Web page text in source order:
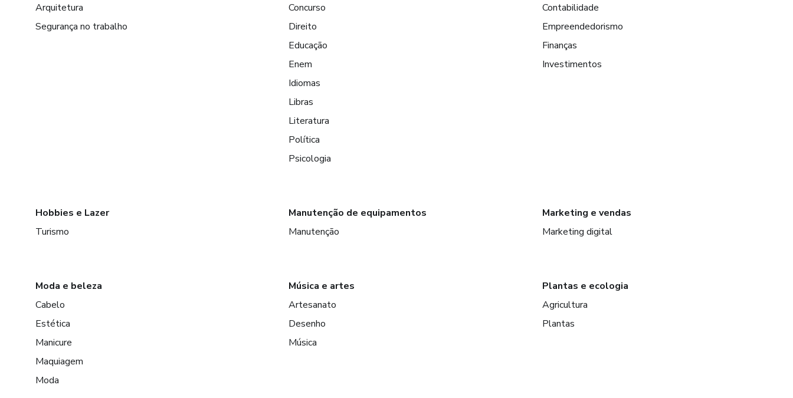
Arquitetura
Segurança no trabalho
Concurso
Direito
Educação
Enem
Idiomas
Libras
Literatura
Política
Psicologia
Contabilidade
Empreendedorismo
Finanças
Investimentos
Hobbies e Lazer
Turismo
Manutenção de equipamentos
Manutenção
Marketing e vendas
Marketing digital
Moda e beleza
Cabelo
Estética
Manicure
Maquiagem
Moda
Música e artes
Artesanato
Desenho
Música
Plantas e ecologia
Agricultura
Plantas